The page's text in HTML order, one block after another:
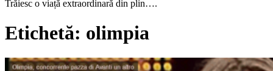
Trăiesc o viață extraordinară din plin….
Etichetă: olimpia